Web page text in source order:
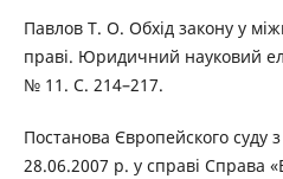
Павлов Т. О. Обхід закону у
праві. Юридичний науковий
№ 11. С. 214–217.
Постанова Європейского суду
28.06.2007 р. у справі Справа